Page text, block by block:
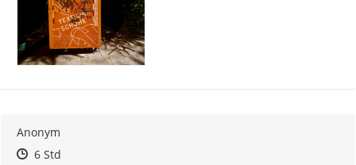
Anonym
Zeitpunkt des Erstellens
Zeitpunkt des Erstellens
6 StdZur Äußerung